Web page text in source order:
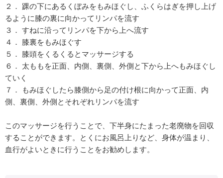
２． 踝の下にあるくぼみをもみほぐし、ふくらはぎを押し上げ
るように膝の裏に向かってリンパを流す
３． すねに沿ってリンパを下から上へ流す
４． 膝裏をもみほぐす
５． 膝頭をくるくるとマッサージする
６． 太ももを正面、内側、裏側、外側と下から上へもみほぐし
ていく
７． もみほぐしたら膝側から足の付け根に向かって正面、内
側、裏側、外側とそれぞれリンパを流す
このマッサージを行うことで、下半身にたまった老廃物を回収
することができます。とくにお風呂上りなど、身体が温まり、
血行がよいときに行うことをお勧めします。